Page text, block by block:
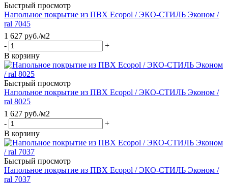
Быстрый просмотр
Напольное покрытие из ПВХ Ecopol / ЭКО-СТИЛЬ Эконом /
ral 7045
1 627 руб./м2
-
+
В корзину
Быстрый просмотр
Напольное покрытие из ПВХ Ecopol / ЭКО-СТИЛЬ Эконом /
ral 8025
1 627 руб./м2
-
+
В корзину
Быстрый просмотр
Напольное покрытие из ПВХ Ecopol / ЭКО-СТИЛЬ Эконом /
ral 7037